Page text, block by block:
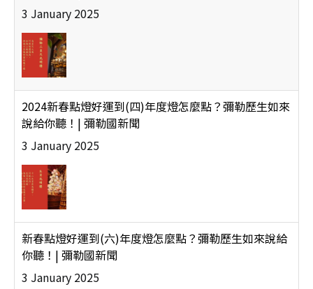
3 January 2025
2024新春點燈好運到(四)年度燈怎麼點？彌勒歷生如來
說給你聽！| 彌勒國新聞
3 January 2025
新春點燈好運到(六)年度燈怎麼點？彌勒歷生如來說給
你聽！| 彌勒國新聞
3 January 2025